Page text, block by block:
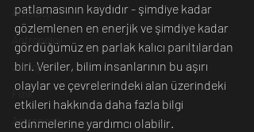
Arkeoloji
Antropoloji
Jeoloji
Fizik
Astronomi
patlamasının kaydıdır - şimdiye kadar
gözlemlenen en enerjik ve şimdiye kadar
gördüğümüz en parlak kalıcı parıltılardan
biri. Veriler, bilim insanlarının bu aşırı
olaylar ve çevrelerindeki alan üzerindeki
etkileri hakkında daha fazla bilgi
edinmelerine yardımcı olabilir.